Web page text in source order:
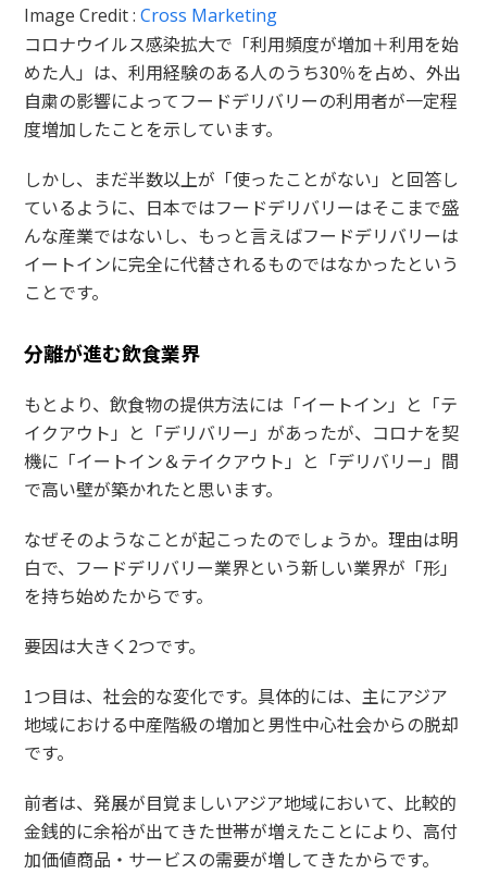
Image Credit :Cross Marketing
コロナウイルス感染拡大で「利用頻度が増加＋利用を始
めた人」は、利用経験のある人のうち30％を占め、外出
自粛の影響によってフードデリバリーの利用者が一定程
度増加したことを示しています。
しかし、まだ半数以上が「使ったことがない」と回答し
ているように、日本ではフードデリバリーはそこまで盛
んな産業ではないし、もっと言えばフードデリバリーは
イートインに完全に代替されるものではなかったという
ことです。
分離が進む飲食業界
もとより、飲食物の提供方法には「イートイン」と「テ
イクアウト」と「デリバリー」があったが、コロナを契
機に「イートイン＆テイクアウト」と「デリバリー」間
で高い壁が築かれたと思います。
なぜそのようなことが起こったのでしょうか。理由は明
白で、フードデリバリー業界という新しい業界が「形」
を持ち始めたからです。
要因は大きく2つです。
1つ目は、社会的な変化です。具体的には、主にアジア
地域における中産階級の増加と男性中心社会からの脱却
です。
前者は、発展が目覚ましいアジア地域において、比較的
金銭的に余裕が出てきた世帯が増えたことにより、高付
加価値商品・サービスの需要が増してきたからです。